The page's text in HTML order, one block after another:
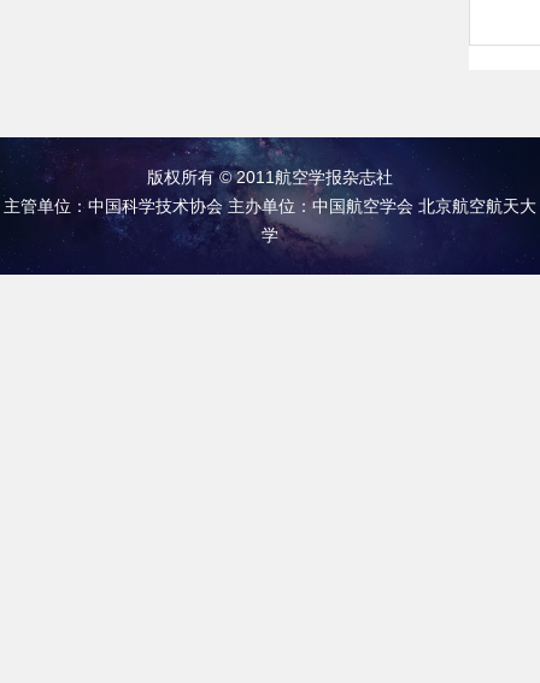
版权所有 © 2011航空学报杂志社
主管单位：中国科学技术协会 主办单位：中国航空学会 北京航空航天大
学